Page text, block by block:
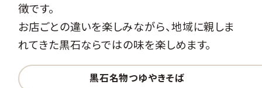
徴です。
お店ごとの違いを楽しみながら、地域に親しま
れてきた黒石ならではの味を楽しめます。
黒石名物つゆやきそば